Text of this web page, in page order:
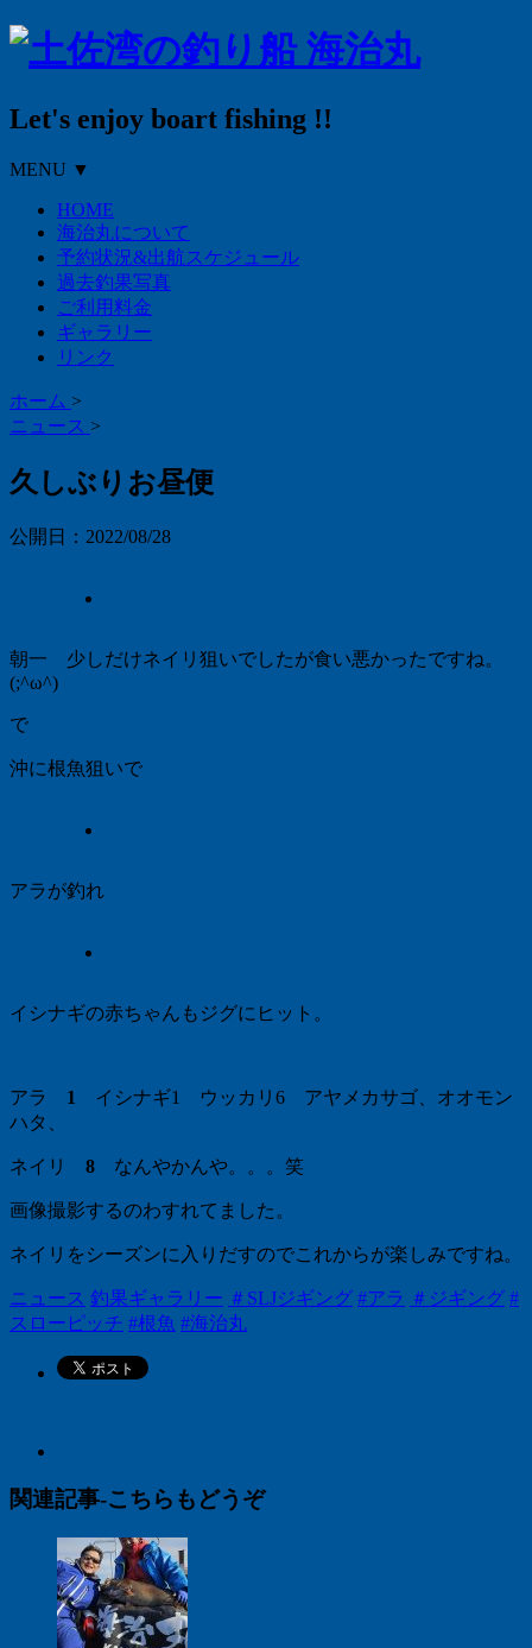
Let's enjoy boart fishing !!
MENU ▼
HOME
海治丸について
予約状況&出航スケジュール
過去釣果写真
ご利用料金
ギャラリー
リンク
ホーム >
ニュース >
久しぶりお昼便
公開日： 2022/08/28
朝一 少しだけネイリ狙いでしたが食い悪かったですね。
(;^ω^)
で
沖に根魚狙いで
アラが釣れ
イシナギの赤ちゃんもジグにヒット。
アラ 1
イシナギ1 ウッカリ6 アヤメカサゴ、オオモン
ハタ、
ネイリ 8 なんやかんや。。。笑
画像撮影するのわすれてました。
ネイリをシーズンに入りだすのでこれからが楽しみですね。
ニュース 釣果ギャラリー ＃SLJジギング #アラ ＃ジギング #
スローピッチ #根魚 #海治丸
関連記事-こちらもどうぞ